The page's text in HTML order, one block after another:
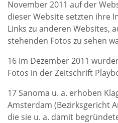
November 2011 auf der
dieser Website setzten ihre
Links zu anderen Websites,
stehenden Fotos zu sehen
16 Im Dezember 2011
Fotos in der Zeitschrift
17 Sanoma u. a. erhoben
Amsterdam (Bezirksgericht
die sie u. a. damit